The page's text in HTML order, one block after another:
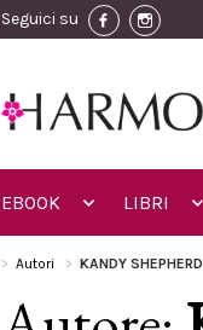
Seguici su
EBOOK LIBRI
Autori KANDY SHEPHERD